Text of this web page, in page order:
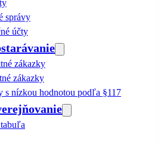
správy
účty
zákazky
zákazky
s nízkou hodnotou podľa §117